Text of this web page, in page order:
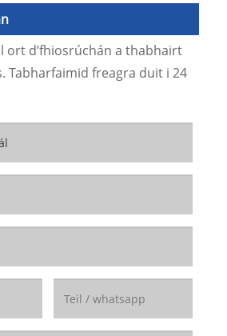
ort d’fhiosrúchán a thabhairt
Tabharfaimid freagra duit i 24